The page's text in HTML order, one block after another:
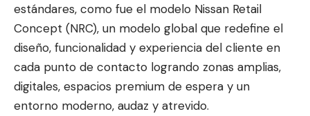
estándares, como fue el modelo Nissan Retail
Concept (NRC), un modelo global que redefine el
diseño, funcionalidad y experiencia del cliente en
cada punto de contacto logrando zonas amplias,
digitales, espacios premium de espera y un
entorno moderno, audaz y atrevido.